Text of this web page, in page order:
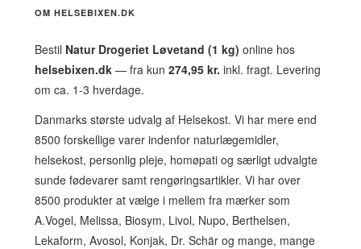
OM HELSEBIXEN.DK
Bestil Natur Drogeriet Løvetand (1 kg) online hos
helsebixen.dk — fra kun 274,95 kr. inkl. fragt. Levering
om ca. 1-3 hverdage.
Danmarks største udvalg af Helsekost. Vi har mere end
8500 forskellige varer indenfor naturlægemidler,
helsekost, personlig pleje, homøpati og særligt udvalgte
sunde fødevarer samt rengøringsartikler. Vi har over
8500 produkter at vælge i mellem fra mærker som
A.Vogel, Melissa, Biosym, Livol, Nupo, Berthelsen,
Lekaform, Avosol, Konjak, Dr. Schär og mange, mange